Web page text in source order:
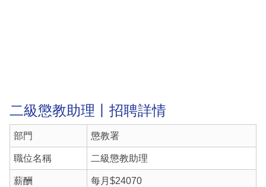
二級懲教助理丨招聘詳情
部門 懲教署
職位名稱 二級懲教助理
薪酬 每月$24070